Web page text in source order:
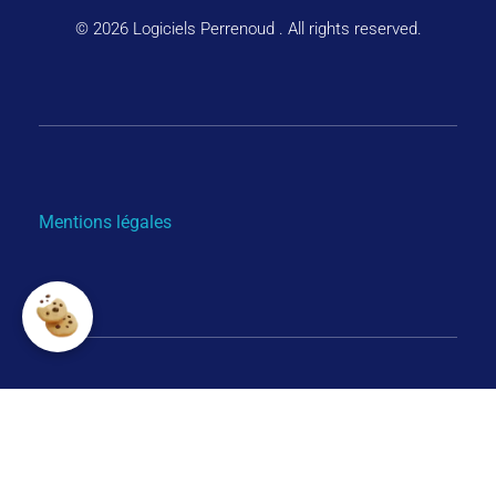
© 2026 Logiciels Perrenoud . All rights reserved.
Mentions légales